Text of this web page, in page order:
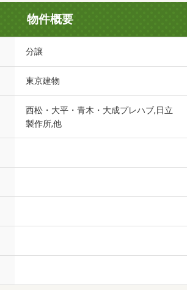
物件概要
分譲
東京建物
西松・大平・青木・大成プレハブ,日立
製作所,他